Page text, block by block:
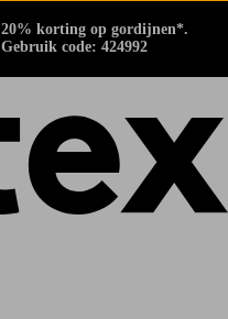
20% korting op gordijnen*.
Gebruik code: 424992